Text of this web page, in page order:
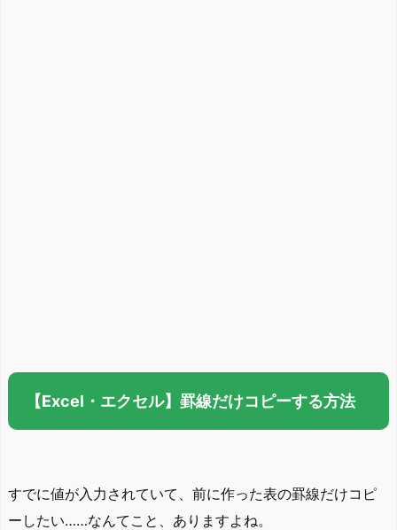
【Excel・エクセル】罫線だけコピーする方法
すでに値が入力されていて、前に作った表の罫線だけコピ
ーしたい……なんてこと、ありますよね。